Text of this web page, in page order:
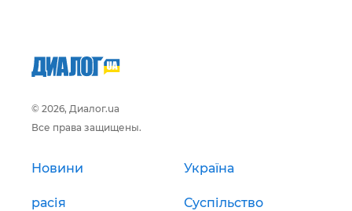
© 2026, Диалог.ua
Все права защищены.
Новини Україна
расія Суспільство